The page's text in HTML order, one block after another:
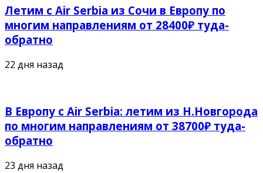
Летим с Air Serbia из Сочи в Европу по
многим направлениям от 28400₽ туда-
обратно
22 дня назад
В Европу с Air Serbia: летим из Н.Новгорода
по многим направлениям от 38700₽ туда-
обратно
23 дня назад